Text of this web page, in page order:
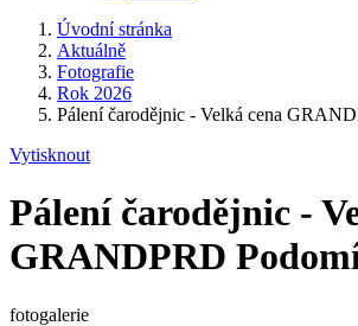
Úvodní stránka
Aktuálně
Fotografie
Rok 2026
Pálení čarodějnic - Velká cena
Vytisknout
Pálení čarodějnic -
GRANDPRD
fotogalerie